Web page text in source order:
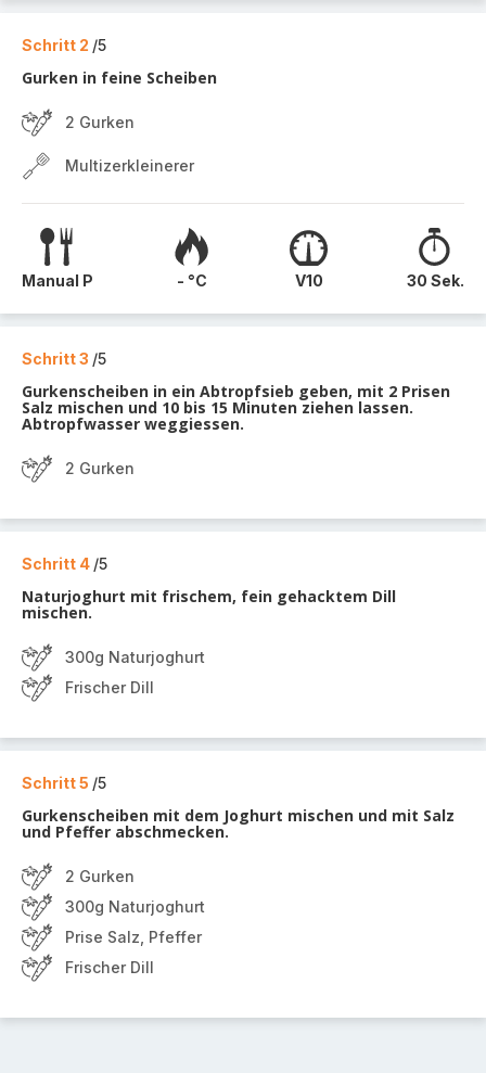
Schritt 2 /5
Gurken in feine Scheiben
2 Gurken
Multizerkleinerer
Manual P - °C V10 30 Sek.
Schritt 3 /5
Gurkenscheiben in ein Abtropfsieb geben, mit 2 Prisen
Salz mischen und 10 bis 15 Minuten ziehen lassen.
Abtropfwasser weggiessen.
2 Gurken
Schritt 4 /5
Naturjoghurt mit frischem, fein gehacktem Dill
mischen.
300g Naturjoghurt
Frischer Dill
Schritt 5 /5
Gurkenscheiben mit dem Joghurt mischen und mit Salz
und Pfeffer abschmecken.
2 Gurken
300g Naturjoghurt
Prise Salz, Pfeffer
Frischer Dill